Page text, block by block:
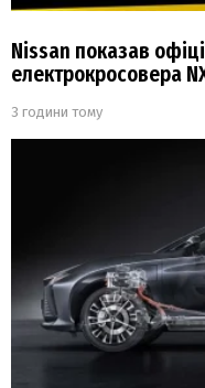
Nissan показав
електрокросовера
3 години тому